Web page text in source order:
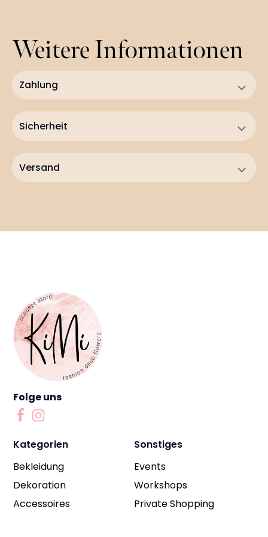
Weitere Informationen
Zahlung
Sicherheit
Versand
Folge uns
Kategorien
Bekleidung
Dekoration
Accessoires
Sonstiges
Events
Workshops
Private Shopping